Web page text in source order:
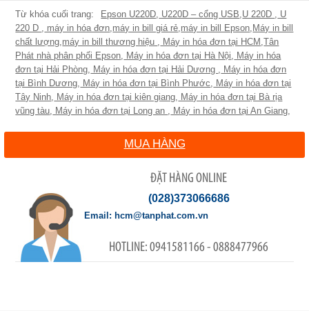
Epson U220D, U220D – cổng USB,U 220D , U
220 D , máy in hóa đơn,máy in bill giá rẻ,máy in bill Epson, Máy in bill
chất lượng,máy in bill thương hiệu , Máy in hóa đơn tại HCM ,Tân
Phát nhà phân phối Epson, Máy in hóa đơn tại Hà Nội, Máy in hóa
đơn tại Hải Phòng, Máy in hóa đơn tại Hải Dương , Máy in hóa đơn
tại Bình Dương, Máy in hóa đơn tại Bình Phước, Máy in hóa đơn tại
Tây Ninh, Máy in hóa đơn tại kiên giang, Máy in hóa đơn tại Bà rịa
vũng tàu, Máy in hóa đơn tại Long an , Máy in hóa đơn tại An Giang,
MUA HÀNG
ĐẶT HÀNG ONLINE
(028)373066686
0941581166 - 0888477966
hcm@tanphat.com.vn